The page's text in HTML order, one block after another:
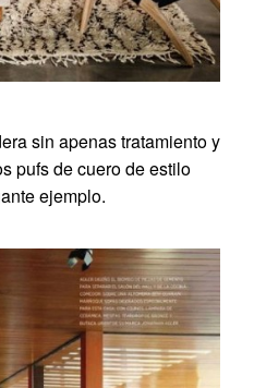
sin apenas tratamiento y
pufs de cuero de estilo
ejemplo.